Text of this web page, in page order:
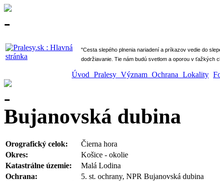
" Cesta slepého plnenia nariadení a príkazov vedie do
dodržiavanie. Tie nám budú svetlom a oporou v ťažkých
Úvod Pralesy Význam Ochrana Lokality
Bujanovská dubina
Orografický celok:
Čierna hora
Okres:
Košice - okolie
Katastrálne územie:
Malá Lodina
Ochrana:
5. st. ochrany, NPR Bujanovská dubina